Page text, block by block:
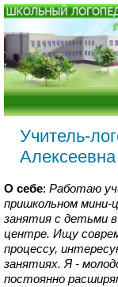
Учитель-
Алексеевна
О себе: Работаю
пришкольном мини-
занятия с детьми
центре. Ищу
процессу,
занятиях. Я -
постоянно